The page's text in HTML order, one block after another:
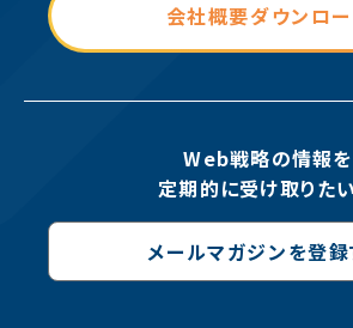
会社概要ダウンロ
Web戦略の情報を
定期的に受け取りた
メールマガジンを登録